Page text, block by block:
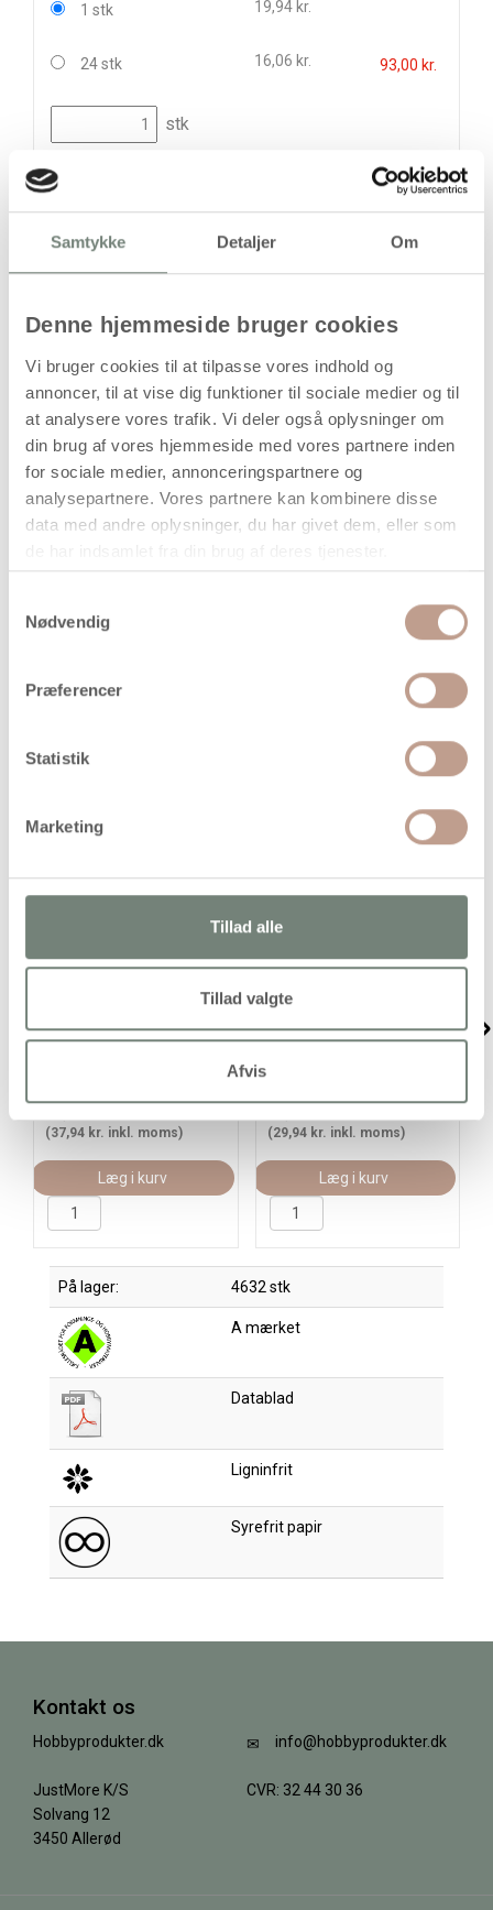
Samtykke Detaljer Om
Denne hjemmeside bruger cookies
Vi bruger cookies til at tilpasse vores indhold og
annoncer, til at vise dig funktioner til sociale medier og til
at analysere vores trafik. Vi deler også oplysninger om
din brug af vores hjemmeside med vores partnere inden
for sociale medier, annonceringspartnere og
analysepartnere. Vores partnere kan kombinere disse
data med andre oplysninger, du har givet dem, eller som
Nødvendig
Præferencer
Statistik
Marketing
Tillad alle
Tillad valgte
Afvis
1 stk 19,94 kr.
24 stk 16,06 kr. 93,00 kr.
stk
19,94kr.
kr.ekskl. moms)
Læg i kurven
Din bestilling er først bindende,
når vi har bekræftet din ordre.
På lager
Levering: 1-3 hverdage
Klar, fast limstift i god kvalitet til limning af papir, karton,
Køb mere og spar
stk.
(37,94 kr. inkl. moms)
Læg i kurv
Køb mere og spar
UHU Limstift, 21 g, 1 stk.
(29,94 kr. inkl. moms)
Læg i kurv
På lager: 4632 stk
A mærket
Datablad
Ligninfrit
Syrefrit papir
Kontakt os
Hobbyprodukter.dk
JustMore K/S
Solvang 12
3450 Allerød
info@hobbyprodukter.dk
CVR: 32 44 30 36